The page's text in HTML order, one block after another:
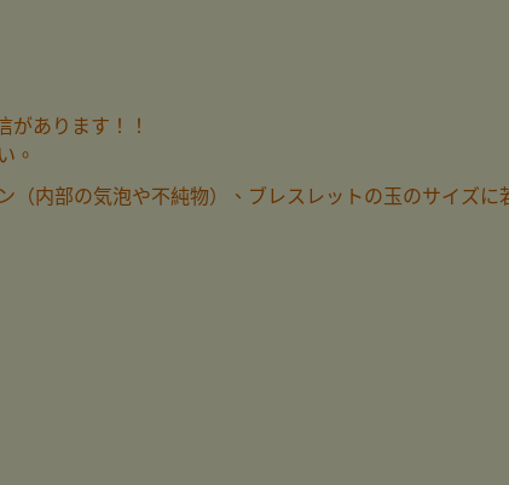
あります！！
。
（内部の気泡や不純物）、ブレスレットの玉のサイズに